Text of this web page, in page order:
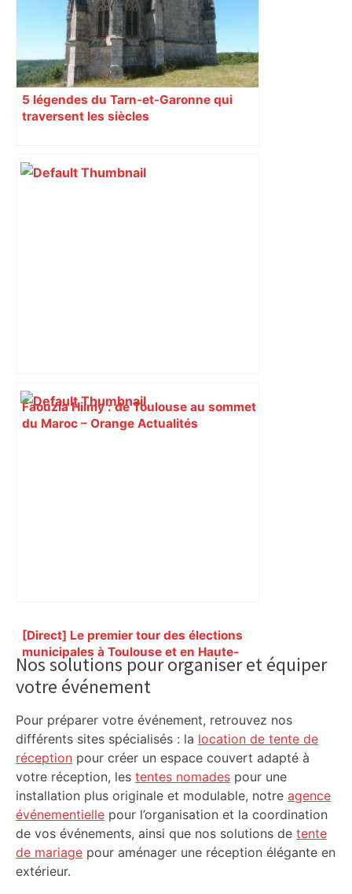
5 légendes du Tarn-et-Garonne qui
traversent les siècles
Faouzia Hilmy : de Toulouse au sommet
du Maroc – Orange Actualités
[Direct] Le premier tour des élections
municipales à Toulouse et en Haute‐
Garonne – Mediacités
Primary
Sidebar
Nos solutions pour organiser et équiper
votre événement
Pour préparer votre événement, retrouvez nos
différents sites spécialisés : la location de tente de
réception pour créer un espace couvert adapté à
votre réception, les tentes nomades pour une
installation plus originale et modulable, notre agence
événementielle pour l’organisation et la coordination
de vos événements, ainsi que nos solutions de tente
de mariage pour aménager une réception élégante en
extérieur.